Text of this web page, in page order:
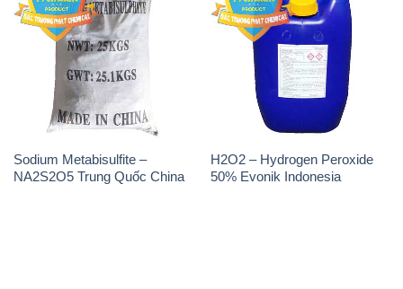
Sodium Metabisulfite –
NA2S2O5 Trung Quốc China
H2O2 – Hydrogen Peroxide
50% Evonik Indonesia